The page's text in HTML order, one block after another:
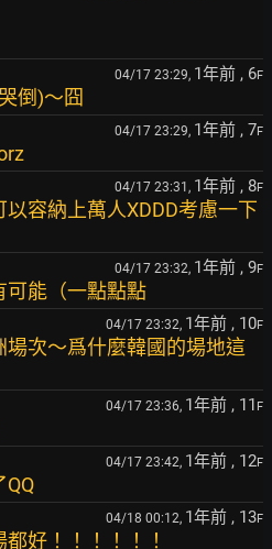
04/17 23:29, 1年前 , 6F
倒)～囧
04/17 23:29, 1年前 , 7F
04/17 23:31, 1年前 , 8F
容納上萬人XDDD考慮一下
04/17 23:32, 1年前 , 9F
可能（一點點點
04/17 23:32, 1年前 , 10F
次～爲什麼韓國的場地這
04/17 23:36, 1年前 , 11 F
04/17 23:42, 1年前 , 12F
04/18 00:12, 1年前 , 13F
好！！！！！！